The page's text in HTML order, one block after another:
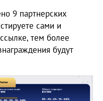
9 партнерских
сами и
тем более
будут